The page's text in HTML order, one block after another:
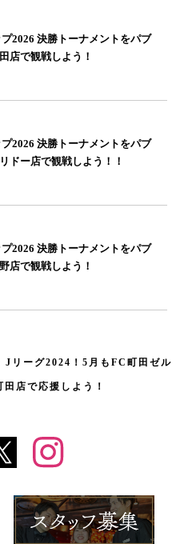
2026 決勝トーナメントをパブ
店で観戦しよう！
2026 決勝トーナメントをパブ
ドー店で観戦しよう！！
2026 決勝トーナメントをパブ
店で観戦しよう！
Jリーグ2024！5月もFC町田ゼル
店で応援しよう！